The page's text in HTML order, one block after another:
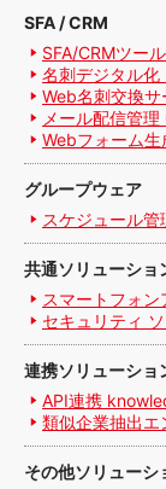
SFA / CRM
SFA/CRMツー
名刺デジタル化
Web名刺交換サ
メール配信管
Webフォーム生
グループウェア
スケジュール
共通ソリューショ
スマートフォ
セキュリティ
連携ソリューショ
API連携
類似企業抽出エ
その他ソリューシ